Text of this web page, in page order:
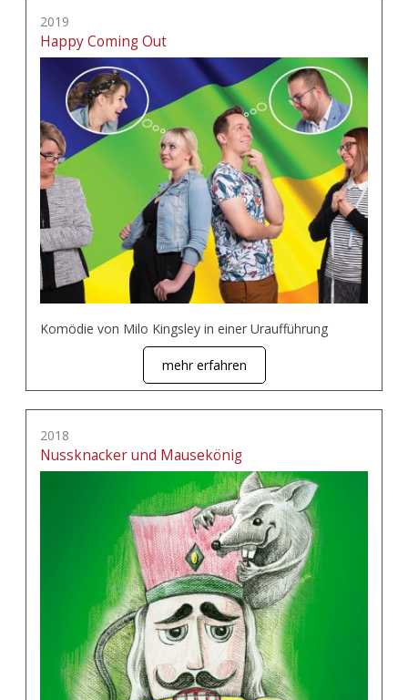
2019
Happy Coming Out
Komödie von Milo Kingsley in einer Uraufführung
mehr erfahren
2018
Nussknacker und Mausekönig